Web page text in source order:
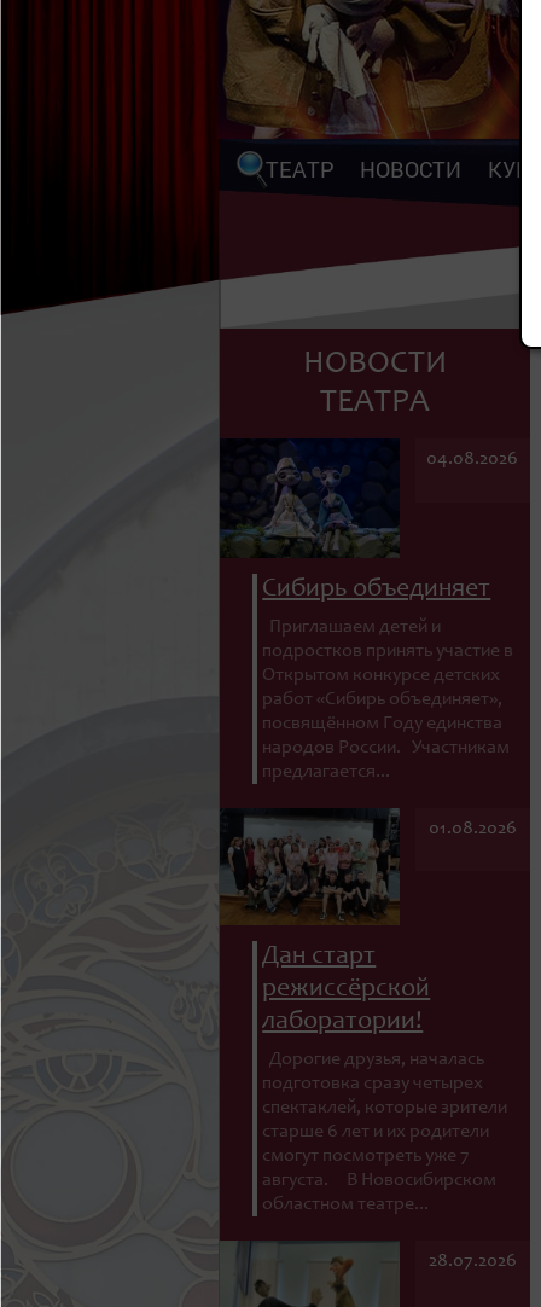
ТЕАТР НОВОСТИ
НОВОСТИ
ТЕАТРА
04.08.2026
Сибирь объединяет
Приглашаем детей и
подростков принять участие в
Открытом конкурсе детских
работ «Сибирь объединяет»,
посвящённом Году единства
народов России. Участникам
предлагается...
01.08.2026
Дан старт
режиссёрской
лаборатории!
Дорогие друзья, началась
подготовка сразу четырех
спектаклей, которые зрители
старше 6 лет и их родители
смогут посмотреть уже 7
августа. В Новосибирском
областном театре...
28.07.2026